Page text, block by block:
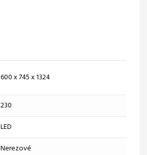
600 x 745 x 1324
230
LED
Nerezové